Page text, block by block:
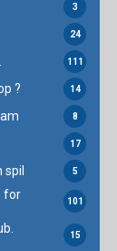
3
24
111
? 14
8
17
5
for
101
15